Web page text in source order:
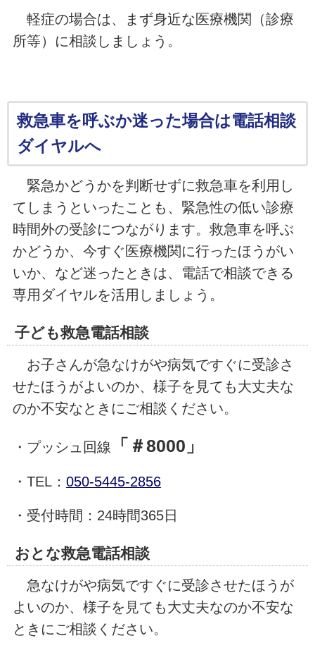
軽症の場合は、まず身近な医療機関（診療
所等）に相談しましょう。
救急車を呼ぶか迷った場合は電話相談
ダイヤルへ
緊急かどうかを判断せずに救急車を利用し
てしまうといったことも、緊急性の低い診療
時間外の受診につながります。救急車を呼ぶ
かどうか、今すぐ医療機関に行ったほうがい
いか、など迷ったときは、電話で相談できる
専用ダイヤルを活用しましょう。
子ども救急電話相談
お子さんが急なけがや病気ですぐに受診さ
せたほうがよいのか、様子を見ても大丈夫な
のか不安なときにご相談ください。
・プッシュ回線 「＃8000」
・TEL： 050-5445-2856
・受付時間：24時間365日
おとな救急電話相談
急なけがや病気ですぐに受診させたほうが
よいのか、様子を見ても大丈夫なのか不安な
ときにご相談ください。